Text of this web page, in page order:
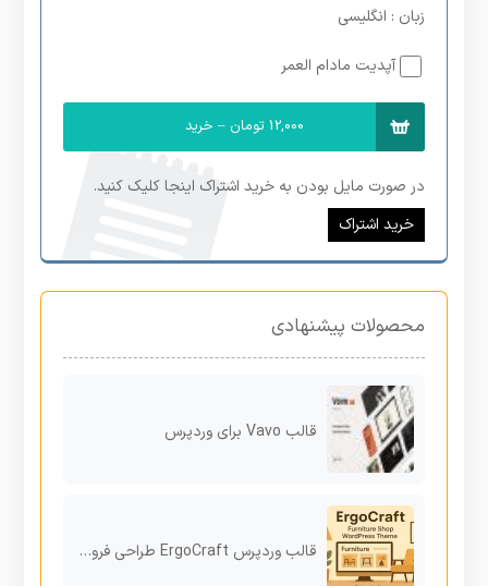
زبان : انگلیسی
آپدیت مادام العمر
12,000 تومان – خرید
در صورت مایل بودن به خرید اشتراک اینجا کلیک کنید.
خرید اشتراک
محصولات پیشنهادی
قالب Vavo برای وردپرس
قالب وردپرس ErgoCraft طراحی فروشگاه مبلمان با سبک مینیمال و تجربه سریع